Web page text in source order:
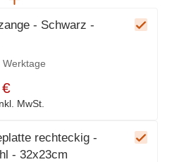
- Schwarz -
Werktage
MwSt.
rechteckig -
- 32x23cm